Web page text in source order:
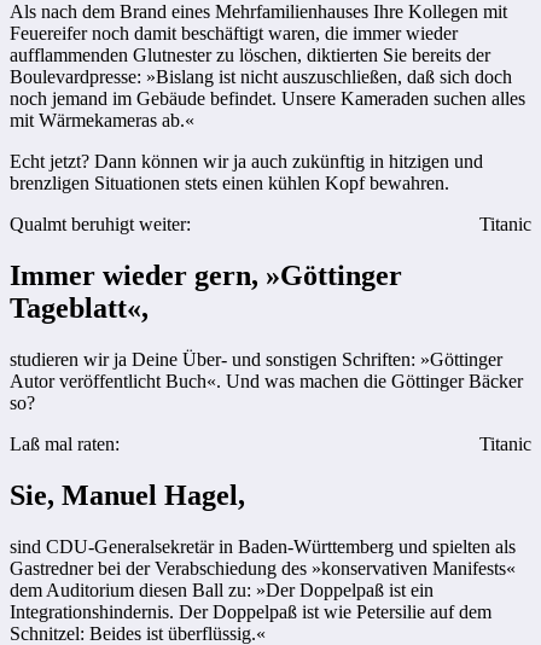
Als nach dem Brand eines Mehrfamilienhauses Ihre Kollegen mit
Feuereifer noch damit beschäftigt waren, die immer wieder
aufflammenden Glutnester zu löschen, diktierten Sie bereits der
Boulevardpresse: »Bislang ist nicht auszuschließen, daß sich doch
noch jemand im Gebäude befindet. Unsere Kameraden suchen alles
mit Wärmekameras ab.«
Echt jetzt? Dann können wir ja auch zukünftig in hitzigen und
brenzligen Situationen stets einen kühlen Kopf bewahren.
Qualmt beruhigt weiter:
Titanic
Immer wieder gern, »Göttinger
Tageblatt«,
studieren wir ja Deine Über- und sonstigen Schriften: »Göttinger
Autor veröffentlicht Buch«. Und was machen die Göttinger Bäcker
so?
Laß mal raten:
Titanic
Sie, Manuel Hagel,
sind CDU-Generalsekretär in Baden-Württemberg und spielten als
Gastredner bei der Verabschiedung des »konservativen Manifests«
dem Auditorium diesen Ball zu: »Der Doppelpaß ist ein
Integrationshindernis. Der Doppelpaß ist wie Petersilie auf dem
Schnitzel: Beides ist überflüssig.«